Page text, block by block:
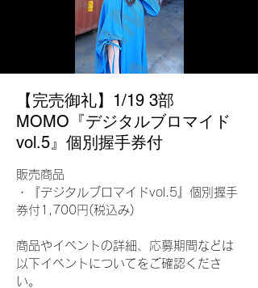
【完売御礼】1/19 3部
MOMO『デジタルブロマイド
vol.5』個別握手券付
販売商品
・『デジタルブロマイドvol.5』個別握手
券付1,700円(税込み)
商品やイベントの詳細、応募期間などは
以下イベントについてをご確認くださ
い。